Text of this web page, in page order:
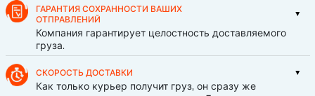
ГАРАНТИЯ СОХРАННОСТИ ВАШИХ
ОТПРАВЛЕНИЙ
Компания гарантирует целостность доставляемого
груза.
СКОРОСТЬ ДОСТАВКИ
Как только курьер получит груз, он сразу же